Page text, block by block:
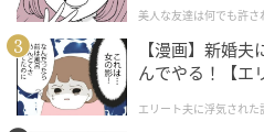
2人は年下でも芸人以外の人
じ、年上の感覚で接してい
ます。
美人な友達は何でも許さ
【漫画】新婚
んでやる！【エ
エリート夫に浮気された